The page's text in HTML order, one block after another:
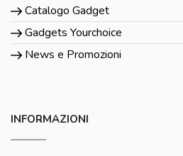
Catalogo Gadget
Gadgets Yourchoice
News e Promozioni
INFORMAZIONI